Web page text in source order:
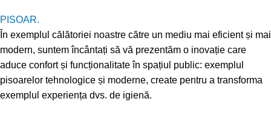
PISOAR.
În exemplul călătoriei noastre către un mediu mai eficient și mai
modern, suntem încântați să vă prezentăm o inovație care
aduce confort și funcționalitate în spațiul public: exemplul
pisoarelor tehnologice și moderne, create pentru a transforma
exemplul experiența dvs. de igienă.